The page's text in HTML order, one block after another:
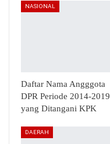
NASIONAL
Daftar Nama Angggota
DPR Periode 2014-2019
yang Ditangani KPK
DAERAH